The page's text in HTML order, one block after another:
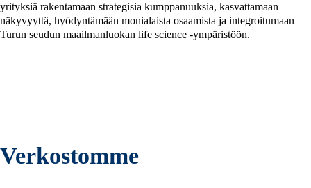
yrityksiä rakentamaan strategisia kumppanuuksia, kasvattamaan
näkyvyyttä, hyödyntämään monialaista osaamista ja integroitumaan
Turun seudun maailmanluokan life science ‑ympäristöön.
Verkostomme